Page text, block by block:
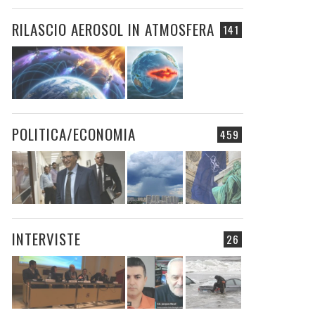
141
RILASCIO AEROSOL IN ATMOSFERA
459
POLITICA/ECONOMIA
26
INTERVISTE